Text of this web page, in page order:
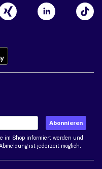
im Shop informiert werden und
ist jederzeit möglich.